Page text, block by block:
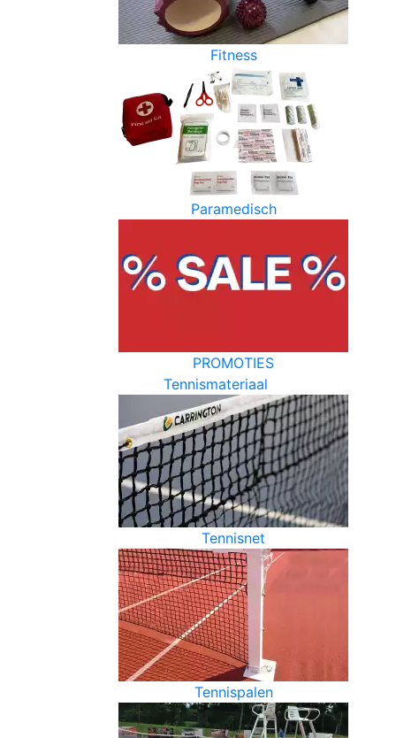
Fitness
Paramedisch
PROMOTIES
Tennismateriaal
Tennisnet
Tennispalen